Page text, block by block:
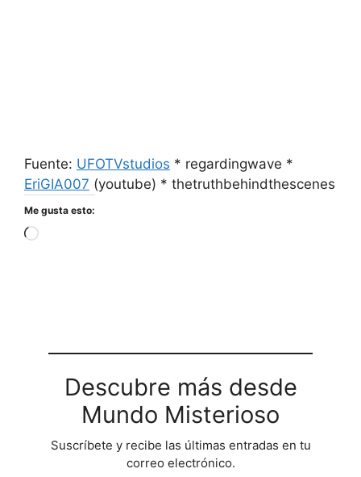
Fuente: UFOTVstudios * regardingwave *
EriGIA007 (youtube) * thetruthbehindthescenes
Me gusta esto:
Cargando...
Descubre más desde
Mundo Misterioso
Suscríbete y recibe las últimas entradas en tu
correo electrónico.